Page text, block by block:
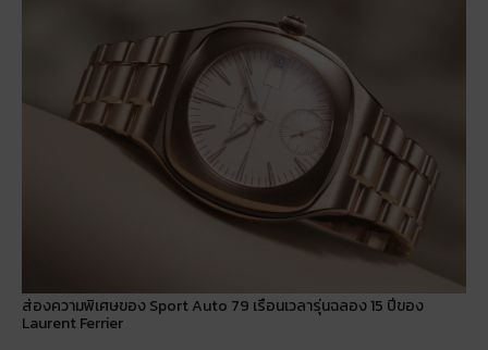
ส่องความพิเศษของ Sport Auto 79 เรือนเวลารุ่นฉลอง 15 ปีของ
Laurent Ferrier